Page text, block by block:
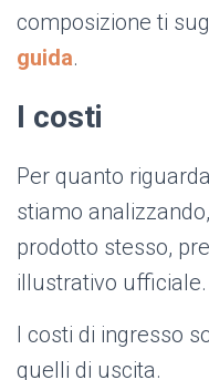
composizione ti
guida.
I costi
Per quanto
stiamo
prodotto stesso,
illustrativo ufficiale.
I costi di ingresso
quelli di uscita.